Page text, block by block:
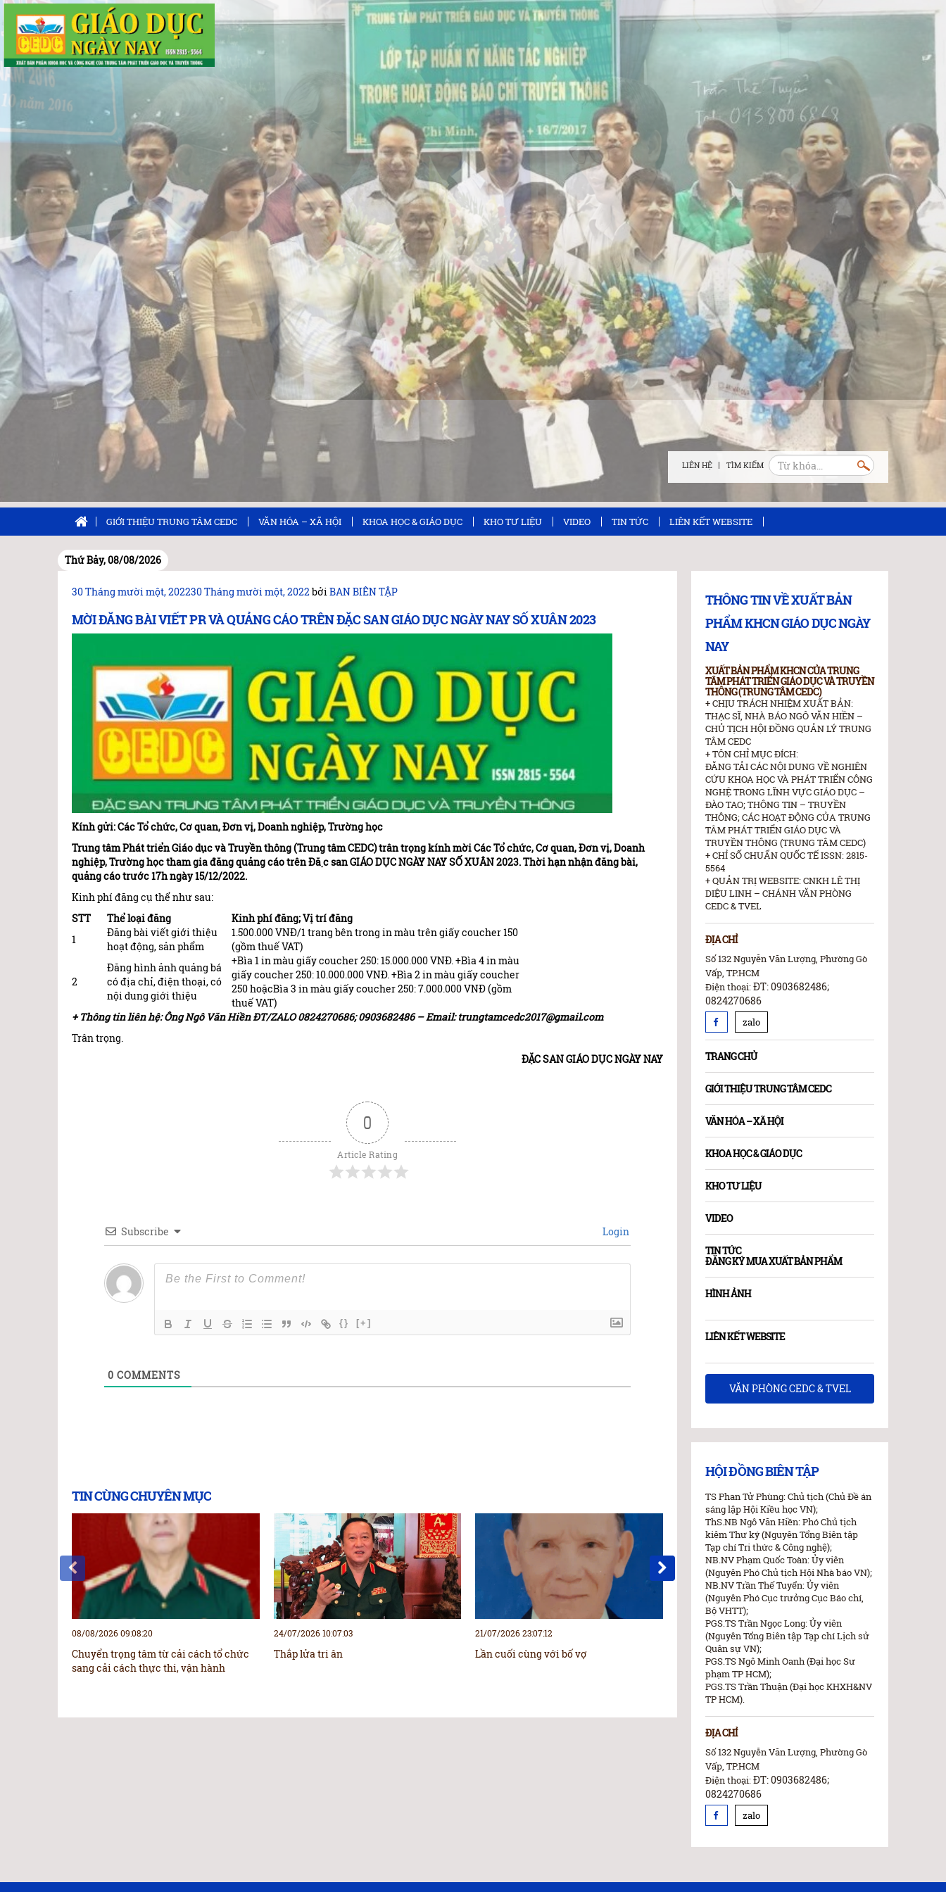
LIÊN HỆ
GIỚI THIỆU TRUNG TÂM CEDC VĂN HÓA – XÃ HỘI KHOA HỌC & GIÁO DỤC KHO TƯ LIỆU VIDEO TIN TỨC LIÊN KẾT WEBSITE
Thứ Bảy, 08/08/2026
Đăng
30 Tháng mười một, 202230 Tháng mười một, 2022bởiBAN BIÊN TẬP
MỜI ĐĂNG BÀI VIẾT PR VÀ QUẢNG CÁO TRÊN ĐẶC SAN GIÁO DỤC NGÀY NAY SỐ XUÂN 2023
Kính gửi: Các Tổ chức, Cơ quan, Đơn vị, Doanh nghiệp, Trường học
Trung tâm Phát triển Giáo dục và Truyền thông (Trung tâm CEDC) trân trọng kính mời Các Tổ chức, Cơ quan, Đơn vị, Doanh
nghiệp, Trường họctham gia đăng quảng cáo trên Đặc san GIÁO DỤC NGÀY NAY SỐ XUÂN 2023. Thời hạn nhận đăng bài,
quảng cáo trước 17h ngày 15/12/2022.
Kinh phí đăng cụ thể như sau:
STT
Thể loại đăng
Kinh phí đăng; Vị trí đăng
1
Đăng bài viết giới thiệu
hoạt động, sản phẩm
1.500.000 VNĐ/1 trang bên trong in màu trên giấy coucher 150
(gồm thuế VAT)
2
Đăng hình ảnh quảng bá
có địa chỉ, điện thoại, có
nội dung giới thiệu
+Bìa 1 in màu giấy coucher 250: 15.000.000 VNĐ. +Bìa 4 in màu
giấy coucher 250: 10.000.000 VNĐ. +Bìa 2 in màu giấy coucher
250 hoặcBìa 3 in màu giấy coucher 250: 7.000.000 VNĐ (gồm
thuế VAT)
+ Thông tin liên hệ: Ông Ngô Văn Hiền ĐT/ZALO 0824270686; 0903682486 – Email: trungtamcedc2017@gmail.com
Trân trọng.
ĐẶC SAN GIÁO DỤC NGÀY NAY
0
Article Rating
Subscribe Login
{} [+]
0 COMMENTS
TIN CÙNG CHUYÊN MỤC
08/08/2026 09:08:20
Chuyển trọng tâm từ cải cách tổ chức
sang cải cách thực thi, vận hành
24/07/2026 10:07:03
Thắp lửa tri ân
21/07/2026 23:07:12
Lần cuối cùng với bố vợ
21/07/2026 23:07:08
915 CHIẾN SỸ ĐÃ NGÃ XUỐNG TẠI
RỪNG SÁC, VÀ HƠN 500 NGƯỜI VẪN
ĐANG NẰM LẠI GIỮA LỚP SÌNH LẦY
THÔNG TIN VỀ XUẤT BẢN
PHẨM KHCN GIÁO DỤC NGÀY
NAY
XUẤT BẢN PHẨM KHCN CỦA TRUNG
TÂM PHÁT TRIỂN GIÁO DỤC VÀ TRUYỀN
THÔNG (TRUNG TÂM CEDC)
+ CHỊU TRÁCH NHIỆM XUẤT BẢN:
THẠC SĨ, NHÀ BÁO NGÔ VĂN HIỀN –
CHỦ TỊCH HỘI ĐỒNG QUẢN LÝ TRUNG
TÂM CEDC
+ TÔN CHỈ MỤC ĐÍCH:
ĐĂNG TẢI CÁC NỘI DUNG VỀ NGHIÊN
CỨU KHOA HỌC VÀ PHÁT TRIỂN CÔNG
NGHỆ TRONG LĨNH VỰC GIÁO DỤC –
ĐÀO TAO; THÔNG TIN – TRUYỀN
THÔNG; CÁC HOẠT ĐỘNG CỦA TRUNG
TÂM PHÁT TRIỂN GIÁO DỤC VÀ
TRUYỀN THÔNG (TRUNG TÂM CEDC)
+ CHỈ SỐ CHUẨN QUỐC TẾ ISSN: 2815-
5564
+ QUẢN TRỊ WEBSITE: CNKH LÊ THỊ
DIỆU LINH – CHÁNH VĂN PHÒNG
CEDC & TVEL
ĐỊA CHỈ
Số 132 Nguyễn Văn Lượng, Phường Gò
Vấp, TP.HCM
Điện thoại:ĐT: 0903682486;
0824270686
zalo
TRANG CHỦ
GIỚI THIỆU TRUNG TÂM CEDC
VĂN HÓA – XÃ HỘI
KHOA HỌC & GIÁO DỤC
KHO TƯ LIỆU
VIDEO
TIN TỨC
ĐĂNG KÝ MUA XUẤT BẢN PHẨM
HÌNH ẢNH
LIÊN KẾT WEBSITE
VĂN PHÒNG CEDC & TVEL
HỘI ĐỒNG BIÊN TẬP
TS Phan Tử Phùng: Chủ tịch (Chủ Đề án
sáng lập Hội Kiều học VN);
ThS.NB Ngô Văn Hiền: Phó Chủ tịch
kiêm Thư ký (Nguyên Tổng Biên tập
Tạp chí Tri thức & Công nghệ);
NB.NV Phạm Quốc Toàn: Ủy viên
(Nguyên Phó Chủ tịch Hội Nhà báo VN);
NB.NV Trần Thế Tuyển: Ủy viên
(Nguyên Phó Cục trưởng Cục Báo chí,
Bộ VHTT);
PGS.TS Trần Ngọc Long: Ủy viên
(Nguyên Tổng Biên tập Tạp chí Lịch sử
Quân sự VN);
PGS.TS Ngô Minh Oanh (Đại học Sư
phạm TP HCM);
PGS.TS Trần Thuận (Đại học KHXH&NV
TP HCM).
ĐỊA CHỈ
Số 132 Nguyễn Văn Lượng, Phường Gò
Vấp, TP.HCM
Điện thoại:ĐT: 0903682486;
0824270686
zalo